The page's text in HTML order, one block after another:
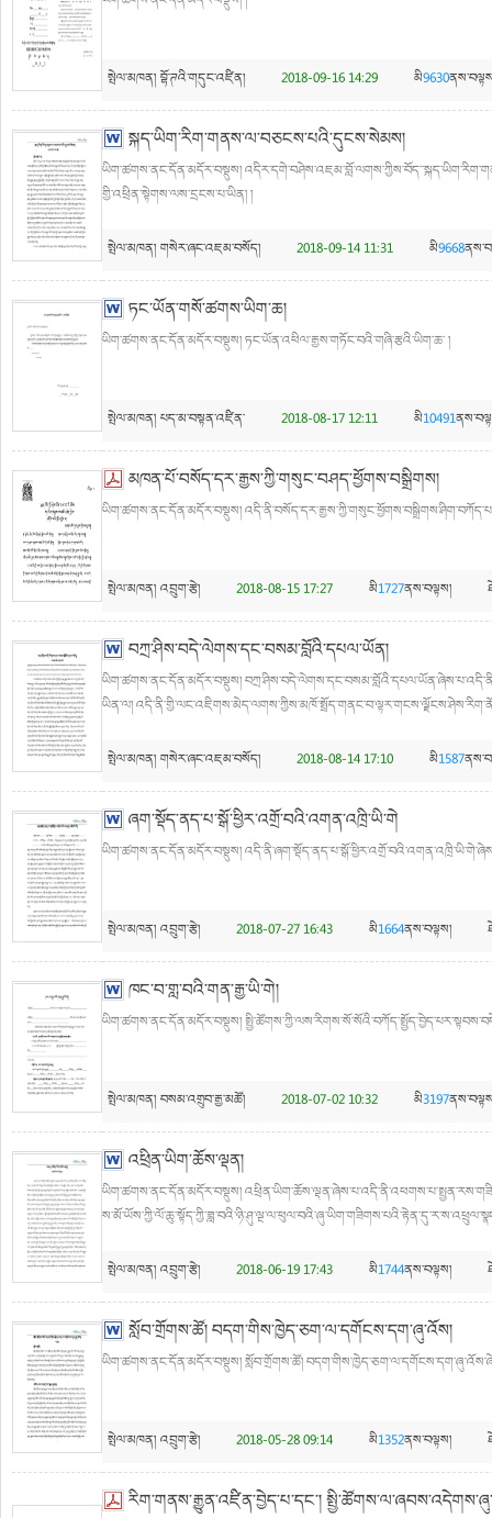
སྤེལ་མཁན། བྷོ་ཊའི་གདུང་འཛིན། 2018-09-16 14:29 མི9630
སྐད་ཡིག་རིག་གནས་ལ་བཅངས་པའི་དུངས་སེམས།
ཡིག་ཚགས་ནང་དོན་མདོར་བསྡུས།
གྱི་འཕྲིན་སྟེགས་ལས་དྲངས་པ་ཡིན། །
སྤེལ་མཁན། གསེར་ཞང་འཇམ་བསོད། 2018-09-14 11:31 མི9668
ཏང་ཡོན་གསོ་ཚགས་ཡིག་ཆ།
ཡིག་ཚགས་ནང་དོན་མདོར་བསྡུས། ཏང་ཡོན་འཕིལ་རྒྱས་གཏོང་བའི་གཞི་རྩའི་ཡིག་ཆ་ །
སྤེལ་མཁན། པད་མ་བསྟན་འཛིན་ 2018-08-17 12:11 མི10491
མཁན་པོ་བསོད་དར་རྒྱས་ཀྱི་གསུང་བཤད་ཕྱོགས་བསྒྲིགས།
ཡིག་ཚགས་ནང་དོན་མདོར་བསྡུས།
སྤེལ་མཁན། འབྲུག་རྩེ། 2018-08-15 17:27 མི1727ནས་བལྟས།
བཀྲ་ཤིས་བདེ་ལེགས་དང་བསམ་བློའི་དཔལ་ཡོན།
ཡིག་ཚགས་ནང་དོན་མདོར་བསྡུས།
ཡིན་ལ།
སྤེལ་མཁན། གསེར་ཞང་འཇམ་བསོད། 2018-08-14 17:10 མི1587
ཞག་སྡོད་ནད་པ་སྒོ་ཕྱིར་འགྲོ་བའི་འགན་འཁྲི་ཡི་གེ
ཡིག་ཚགས་ནང་དོན་མདོར་བསྡུས།
སྤེལ་མཁན། འབྲུག་རྩེ། 2018-07-27 16:43 མི1664ནས་བལྟས།
ཁང་བ་གླ་བའི་གན་རྒྱ་ཡི་གེ།
ཡིག་ཚགས་ནང་དོན་མདོར་བསྡུས།
སྤེལ་མཁན། བསམ་འགྲུབ་རྒྱ་མཚོ། 2018-07-02 10:32 མི3197
འཕྲིན་ཡིག་ཆོས་ལྡན།
ཡིག་ཚགས་ནང་དོན་མདོར་བསྡུས།
སྤེལ་མཁན། འབྲུག་རྩེ། 2018-06-19 17:43 མི1744ནས་བལྟས།
སློབ་གྲོགས་ཚོ། བདག་གིས་ཁྱེད་ཅག་ལ་དགོངས་དག་ཞུ་འོས།
ཡིག་ཚགས་ནང་དོན་མདོར་བསྡུས། སློབ་གྲོགས་ཚོ།
སྤེལ་མཁན། འབྲུག་རྩེ། 2018-05-28 09:14 མི1352ནས་བལྟས།
རིག་གནས་རྒྱུན་འཛིན་བྱེད་པ་དང་།